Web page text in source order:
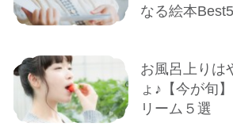
なる絵本Best5
お風呂上りは
ょ♪【今が旬
リーム５選